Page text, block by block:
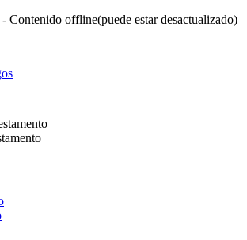
- Contenido offline(puede estar desactualizado)